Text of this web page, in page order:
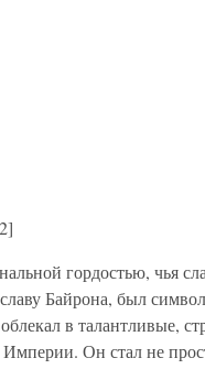
гордостью, чья
славу Байрона, был
в талантливые,
Он стал не